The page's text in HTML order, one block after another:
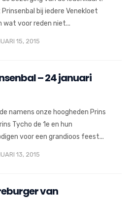
bij iedere Venekloet
wat voor reden niet...
15, 2015
– 24 januari
namens onze hoogheden Prins
Tycho de 1e en hun
voor een grandioos feest...
13, 2015
van